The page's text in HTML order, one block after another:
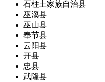
石柱土家族自治县
巫溪县
巫山县
奉节县
云阳县
开县
忠县
武隆县